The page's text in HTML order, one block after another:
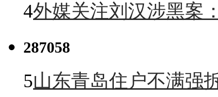
4外媒关注刘汉涉黑案
287058
5山东青岛住户不满强